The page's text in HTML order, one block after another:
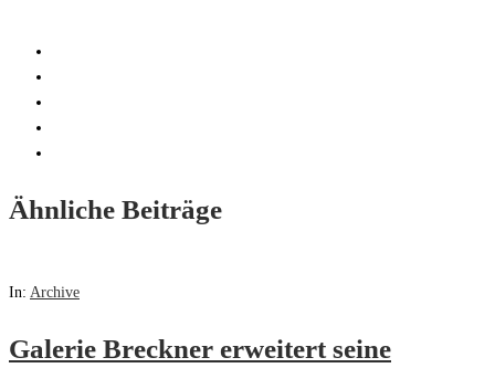
Ähnliche Beiträge
In: Archive
Galerie Breckner erweitert seine